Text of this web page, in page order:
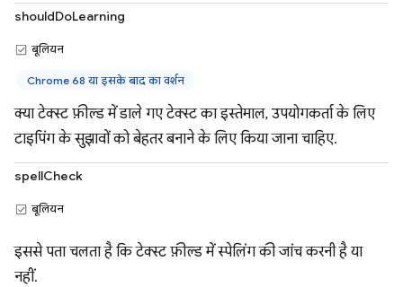
shouldDoLearning
बूलियन
Chrome 68 या इसके बाद का वर्शन
क्या टेक्स्ट फ़ील्ड में डाले गए टेक्स्ट का इस्तेमाल, उपयोगकर्ता के लिए
टाइपिंग के सुझावों को बेहतर बनाने के लिए किया जाना चाहिए.
spellCheck
बूलियन
इससे पता चलता है कि टेक्स्ट फ़ील्ड में स्पेलिंग की जांच करनी है या
नहीं.